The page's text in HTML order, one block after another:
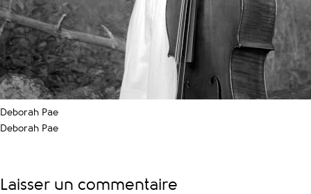
Deborah Pae
Deborah Pae
Laisser un commentaire